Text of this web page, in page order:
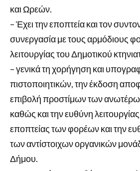
και Ωρεών.
– Έχει την εποπτεία και τον
συνεργασία με τους αρμόδιους
λειτουργίας του Δημοτικού
– γενικά τη χορήγηση και
πιστοποιητικών, την έκδοση
επιβολή προστίμων των
καθώς και την ευθύνη λειτουργίας
εποπτείας των φορέων και την
των αντίστοιχων οργανικών
Δήμου.